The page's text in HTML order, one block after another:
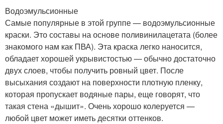
Водоэмульсионные
Самые популярные в этой группе — водоэмульсионные
краски. Это составы на основе поливинилацетата (более
знакомого нам как ПВА). Эта краска легко наносится,
обладает хорошей укрывистостью — обычно достаточно
двух слоев, чтобы получить ровный цвет. После
высыхания создают на поверхности плотную пленку,
которая пропускает водяные пары, еще говорят, что
такая стена «дышит». Очень хорошо колеруется —
любой цвет может иметь десятки оттенков.